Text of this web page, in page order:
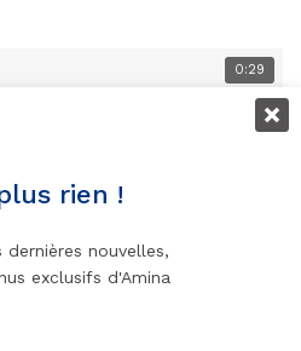
0:29
pour son message sur
la Femme
rien !
nouvelles,
exclusifs d'Amina